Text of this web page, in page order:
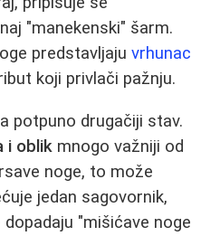
"manekenski" šarm.
predstavljaju vrhunac
koji privlači pažnju.
potpuno drugačiji stav.
i oblik mnogo važniji od
noge, to može
jedan sagovornik,
"mišićave noge